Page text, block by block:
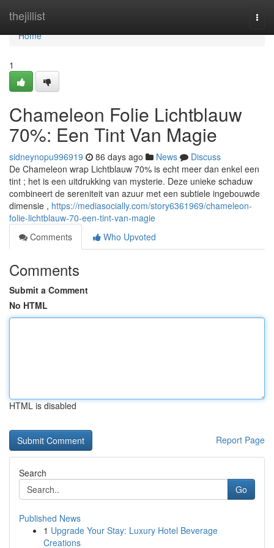
thejillist
Home
Home
1
Chameleon Folie Lichtblauw
70%: Een Tint Van Magie
sidneynopu996919 86 days ago News
Discuss
De Chameleon wrap Lichtblauw 70% is echt meer dan enkel een
tint ; het is een uitdrukking van mysterie. Deze unieke schaduw
combineert de sereniteit van azuur met een subtiele ingebouwde
dimensie , https://mediasocially.com/story6361969/chameleon-
folie-lichtblauw-70-een-tint-van-magie
Comments
Who Upvoted
Comments
Submit a Comment
No HTML
HTML is disabled
Report Page
Search
Go
Published News
1 Upgrade Your Stay: Luxury Hotel Beverage
Creations